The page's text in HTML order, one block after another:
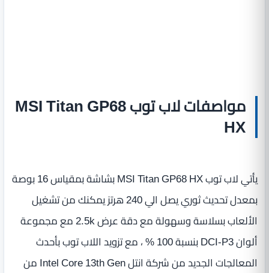
مواصفات لاب توب MSI Titan GP68
HX
يأتي لاب توب MSI Titan GP68 HX بشاشة بمقياس 16 بوصة
بمعدل تحديث ثوري يصل الي 240 هرتز يمكنك من تشغيل
الألعاب بسلاسة وسهولة مع دقة عرض 2.5k مع مجموعة
ألوان DCI-P3 بنسبة 100 % ، مع تزويد اللاب توب بأحدث
المعالجات الجديد من شركة انتل Intel Core 13th Gen من